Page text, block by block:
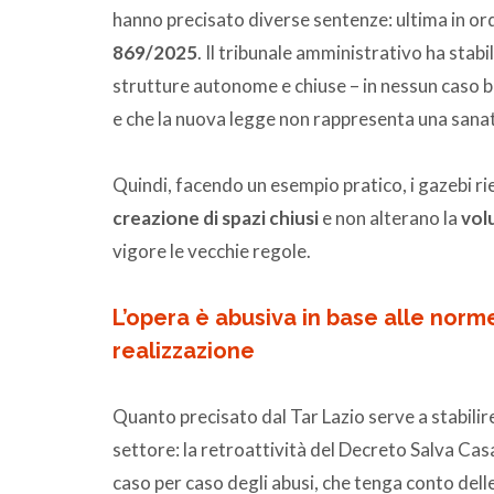
hanno precisato diverse sentenze: ultima in
869/2025. Il tribunale amministrativo ha
strutture autonome e chiuse – in nessun
e che la nuova legge non rappresenta una
Quindi, facendo un esempio pratico, i gazebi
creazione di spazi chiusie non alterano la
vigore le vecchie regole.
L’opera è abusiva in base alle
realizzazione
Quanto precisato dal Tar Lazio serve a
settore: la retroattività del Decreto Salva
caso per caso degli abusi, che tenga conto